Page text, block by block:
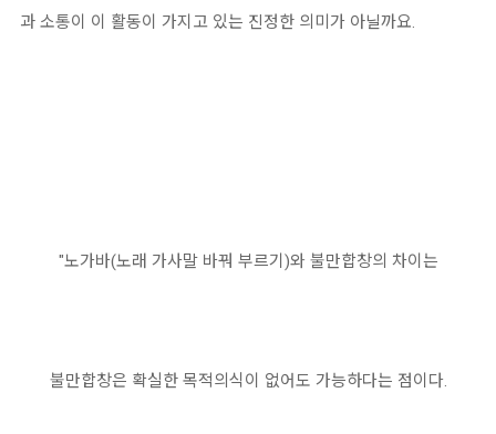
과 소통이 이 활동이 가지고 있는 진정한 의미가 아닐까요.
"노가바(노래 가사말 바꿔 부르기)와 불만합창의 차이는
불만합창은 확실한 목적의식이 없어도 가능하다는 점이다.